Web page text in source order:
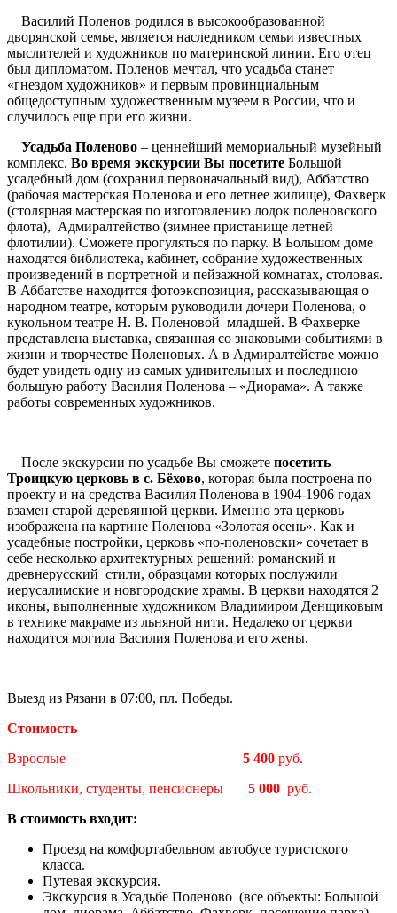
Василий Поленов родился в высокообразованной
дворянской семье, является наследником семьи известных
мыслителей и художников по материнской линии. Его отец
был дипломатом. Поленов мечтал, что усадьба станет
«гнездом художников» и первым провинциальным
общедоступным художественным музеем в России, что и
случилось еще при его жизни.
Усадьба Поленово – ценнейший мемориальный музейный
комплекс. Во время экскурсии Вы посетите Большой
усадебный дом (сохранил первоначальный вид), Аббатство
(рабочая мастерская Поленова и его летнее жилище), Фахверк
(столярная мастерская по изготовлению лодок поленовского
флота), Адмиралтейство (зимнее пристанище летней
флотилии). Сможете прогуляться по парку. В Большом доме
находятся библиотека, кабинет, собрание художественных
произведений в портретной и пейзажной комнатах, столовая.
В Аббатстве находится фотоэкспозиция, рассказывающая о
народном театре, которым руководили дочери Поленова, о
кукольном театре Н. В. Поленовой–младшей. В Фахверке
представлена выставка, связанная со знаковыми событиями в
жизни и творчестве Поленовых. А в Адмиралтействе можно
будет увидеть одну из самых удивительных и последнюю
большую работу Василия Поленова – «Диорама». А также
работы современных художников.
После экскурсии по усадьбе Вы сможете посетить
Троицкую церковь в с. Бёхово, которая была построена по
проекту и на средства Василия Поленова в 1904-1906 годах
взамен старой деревянной церкви. Именно эта церковь
изображена на картине Поленова «Золотая осень». Как и
усадебные постройки, церковь «по-поленовски» сочетает в
себе несколько архитектурных решений: романский и
древнерусский стили, образцами которых послужили
иерусалимские и новгородские храмы. В церкви находятся 2
иконы, выполненные художником Владимиром Денщиковым
в технике макраме из льняной нити. Недалеко от церкви
находится могила Василия Поленова и его жены.
Выезд из Рязани в 07:00, пл. Победы.
Стоимость
Взрослые 5 400 руб.
Школьники, студенты, пенсионеры 5 000 руб.
В стоимость входит:
Проезд на комфортабельном автобусе туристского
класса.
Путевая экскурсия.
Экскурсия в Усадьбе Поленово (все объекты: Большой